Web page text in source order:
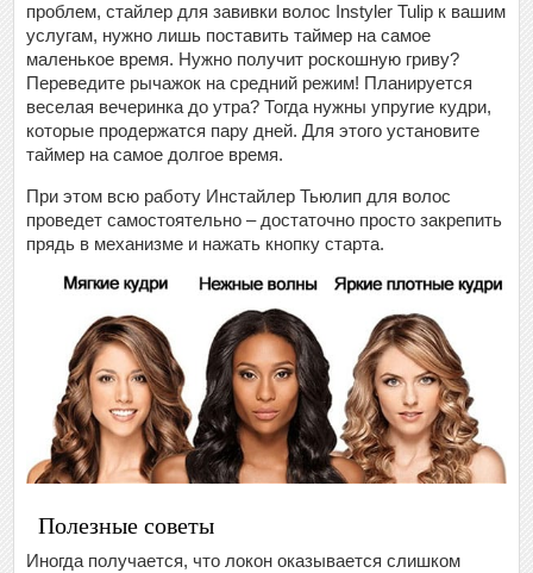
проблем, стайлер для завивки волос Instyler Tulip к вашим
услугам, нужно лишь поставить таймер на самое
маленькое время. Нужно получит роскошную гриву?
Переведите рычажок на средний режим! Планируется
веселая вечеринка до утра? Тогда нужны упругие кудри,
которые продержатся пару дней. Для этого установите
таймер на самое долгое время.
При этом всю работу Инстайлер Тьюлип для волос
проведет самостоятельно – достаточно просто закрепить
прядь в механизме и нажать кнопку старта.
Полезные советы
Иногда получается, что локон оказывается слишком